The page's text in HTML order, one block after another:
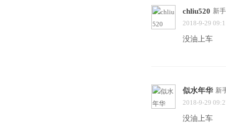
chliu520 新
2018-9-29
没油上车
似水年华 新
2018-9-29
没油上车